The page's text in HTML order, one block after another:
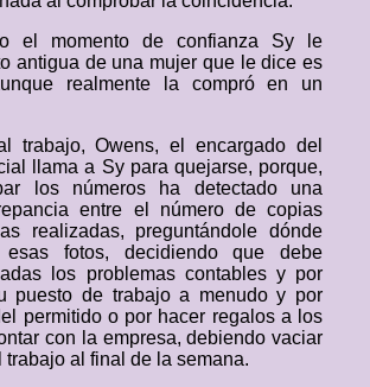
el momento de confianza Sy le
antigua de una mujer que le dice es
realmente la compró en un
trabajo, Owens, el encargado del
llama a Sy para quejarse, porque,
los números ha detectado una
entre el número de copias
realizadas, preguntándole dónde
esas fotos, decidiendo que debe
los problemas contables y por
puesto de trabajo a menudo y por
permitido o por hacer regalos a los
con la empresa, debiendo vaciar
trabajo al final de la semana.